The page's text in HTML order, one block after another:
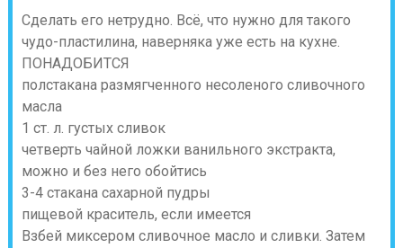
Сделать его нетрудно. Всё, что нужно для такого
чудо-пластилина, наверняка уже есть на кухне.
ПОНАДОБИТСЯ
полстакана размягченного несоленого сливочного
масла
1 ст. л. густых сливок
четверть чайной ложки ванильного экстракта,
можно и без него обойтись
3-4 стакана сахарной пудры
пищевой краситель, если имеется
Взбей миксером сливочное масло и сливки. Затем